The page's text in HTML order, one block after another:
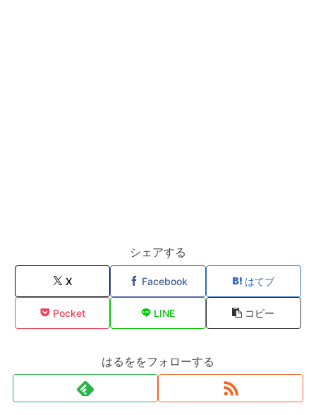
シェアする
X Facebook はてブ
Pocket LINE コピー
はるををフォローする